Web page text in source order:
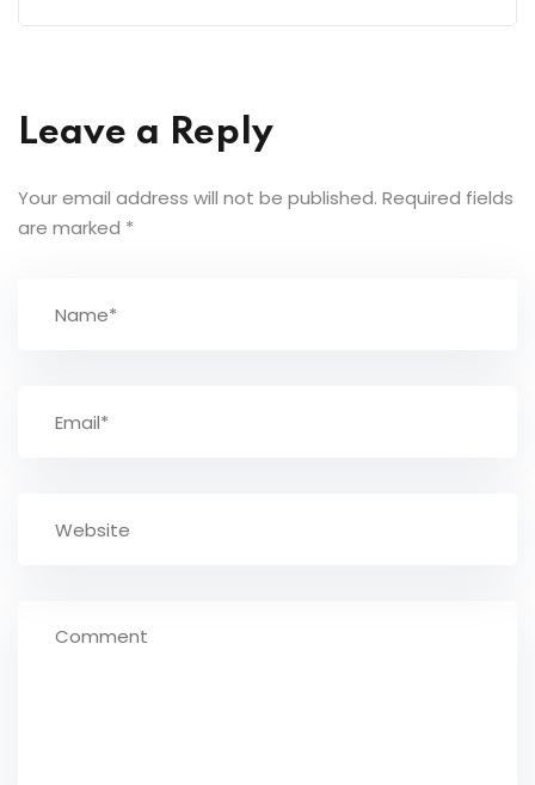
Leave a Reply
Your email address will not be published. Required fields
are marked *